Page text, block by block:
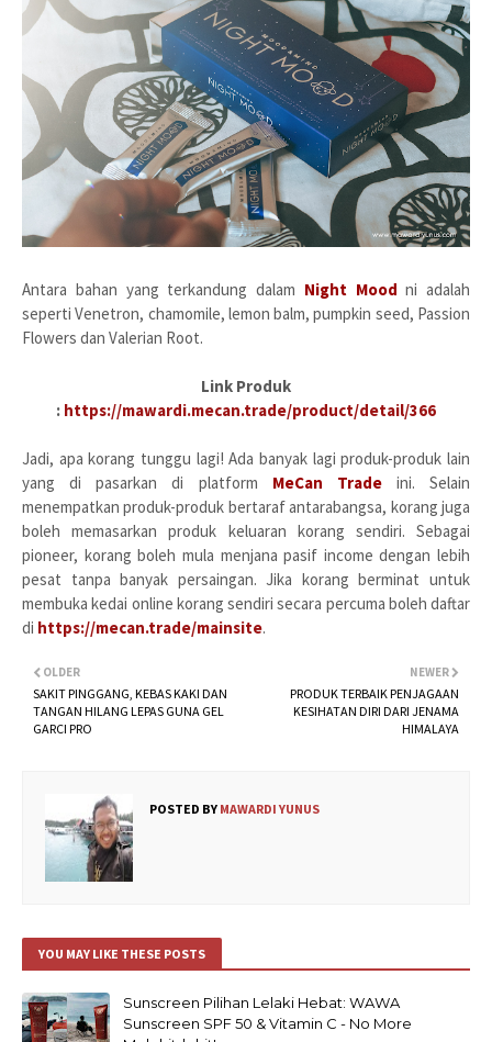
Antara bahan yang terkandung dalam Night Mood ni adalah
seperti Venetron, chamomile, lemon balm, pumpkin seed, Passion
Flowers dan Valerian Root.
Link Produk
: https://mawardi.mecan.trade/product/detail/366
Jadi, apa korang tunggu lagi! Ada banyak lagi produk-produk lain
yang di pasarkan di platform MeCan Tradeini. Selain
menempatkan produk-produk bertaraf antarabangsa, korang juga
boleh memasarkan produk keluaran korang sendiri. Sebagai
pioneer, korang boleh mula menjana pasif income dengan lebih
pesat tanpa banyak persaingan. Jika korang berminat untuk
membuka kedai online korang sendiri secara percuma boleh daftar
di https://mecan.trade/mainsite.
NEWER
PRODUK TERBAIK PENJAGAAN
KESIHATAN DIRI DARI JENAMA
HIMALAYA
OLDER
SAKIT PINGGANG, KEBAS KAKI DAN
TANGAN HILANG LEPAS GUNA GEL
GARCI PRO
POSTED BY MAWARDI YUNUS
YOU MAY LIKE THESE POSTS
Sunscreen Pilihan Lelaki Hebat: WAWA
Sunscreen SPF 50 & Vitamin C - No More